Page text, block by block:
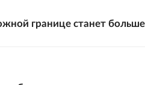
границе станет больше